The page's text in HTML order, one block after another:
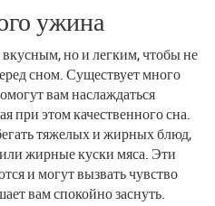
ужина
но и легким, чтобы не
сном. Существует много
вам наслаждаться
при этом качественного сна.
тяжелых и жирных блюд,
жирные куски мяса. Эти
и могут вызвать чувство
вам спокойно заснуть.